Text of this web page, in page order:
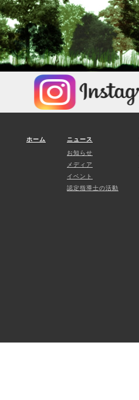
ホーム ニュース
お知らせ
メディア
イベント
認定指導士の活動